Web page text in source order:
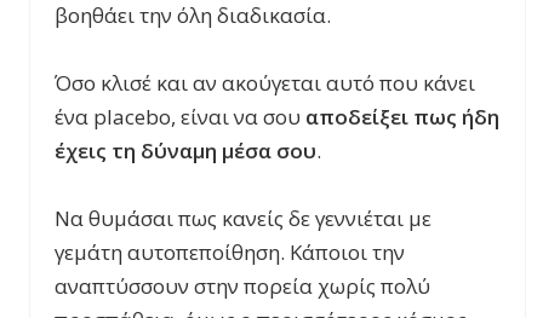
βοηθάει την όλη διαδικασία.
Όσο κλισέ και αν ακούγεται αυτό που κάνει
ένα placebo, είναι να σου αποδείξει πως ήδη
έχεις τη δύναμη μέσα σου.
Να θυμάσαι πως κανείς δε γεννιέται με
γεμάτη αυτοπεποίθηση. Κάποιοι την
αναπτύσσουν στην πορεία χωρίς πολύ